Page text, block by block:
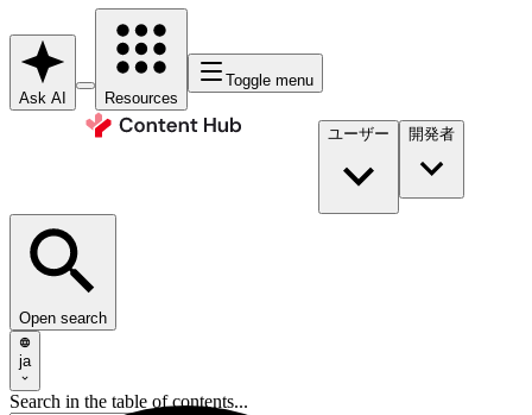
Ask AI Resources
Toggle menu
ユーザー 開発者​
Open search
ja
Search in the table of contents...